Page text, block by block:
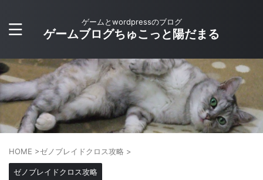
ゲームとwordpressのブログ
ゲームブログちゅこっと陽だまる
HOME >ゼノブレイドクロス攻略 >
ゼノブレイドクロス攻略